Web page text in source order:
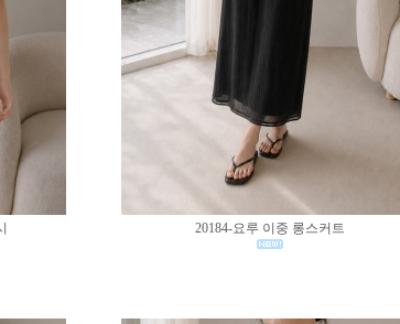
20184-요루 이중 롱스커트